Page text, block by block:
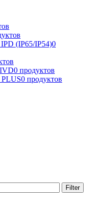
(IP65/IP54)0
0 продуктов
0 продуктов
Filter